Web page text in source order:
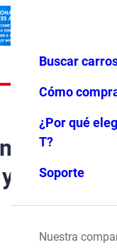
Favoritos Menú
Buscar
Cómo
¿Por qué
T?
Soporte
Nuestra
que
ha